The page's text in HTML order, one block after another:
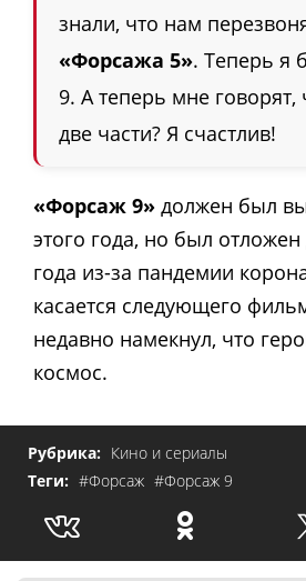
знали, что нам
«Форсажа 5». Теперь я
9. А теперь мне говорят,
две части? Я счастлив!
«Форсаж 9» должен был
этого года, но был
года из-за пандемии
касается следующего
недавно намекнул, что
космос.
Рубрика: Кино и сериалы
Теги: #Форсаж #Форсаж 9